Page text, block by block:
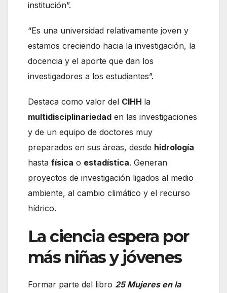
institución”.
“Es una universidad relativamente joven y
estamos creciendo hacia la investigación, la
docencia y el aporte que dan los
investigadores a los estudiantes”.
Destaca como valor del CIHH la
multidisciplinariedad en las investigaciones
y de un equipo de doctores muy
preparados en sus áreas, desde hidrología
hasta física o estadística. Generan
proyectos de investigación ligados al medio
ambiente, al cambio climático y el recurso
hídrico.
La ciencia espera por
más niñas y jóvenes
Formar parte del libro 25 Mujeres en la